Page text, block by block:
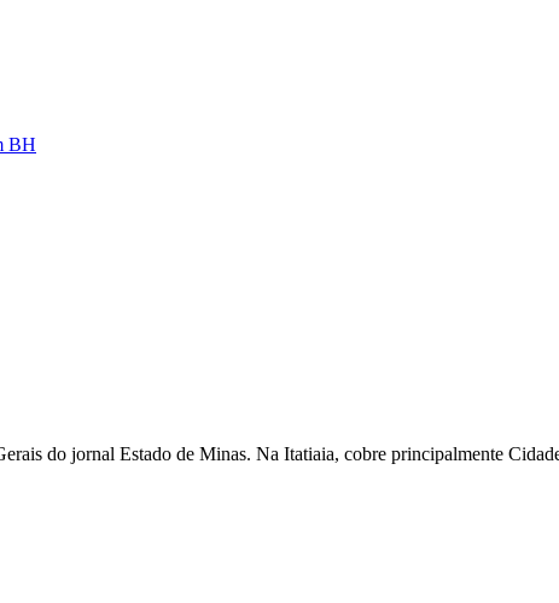
BH
do jornal Estado de Minas. Na Itatiaia, cobre principalmente